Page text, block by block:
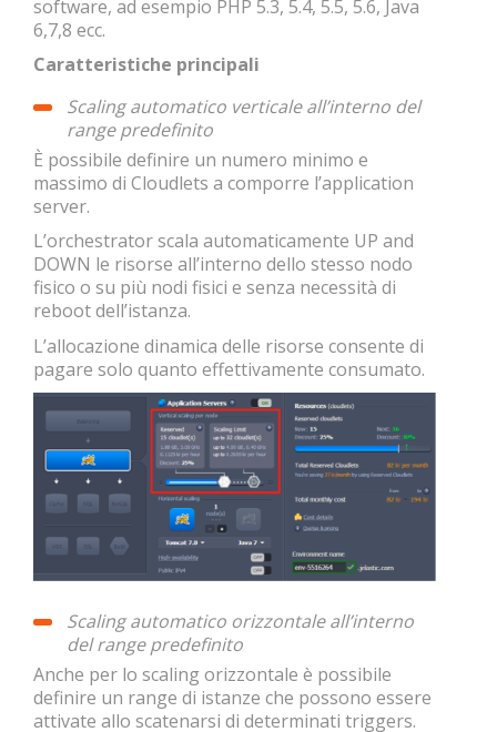
software, ad esempio PHP 5.3, 5.4, 5.5, 5.6, Java
6,7,8 ecc.
Caratteristiche principali
Scaling automatico verticale all’interno del
range predefinito
È possibile definire un numero minimo e
massimo di Cloudlets a comporre l’application
server.
L’orchestrator scala automaticamente UP and
DOWN le risorse all’interno dello stesso nodo
fisico o su più nodi fisici e senza necessità di
reboot dell’istanza.
L’allocazione dinamica delle risorse consente di
pagare solo quanto effettivamente consumato.
Scaling automatico orizzontale all’interno
del range predefinito
Anche per lo scaling orizzontale è possibile
definire un range di istanze che possono essere
attivate allo scatenarsi di determinati triggers.